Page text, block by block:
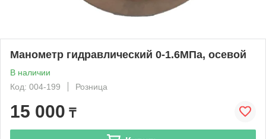
Манометр гидравлический 0-1.6МПа, осевой
В наличии
Код: 004-199
Розница
15 000 ₸